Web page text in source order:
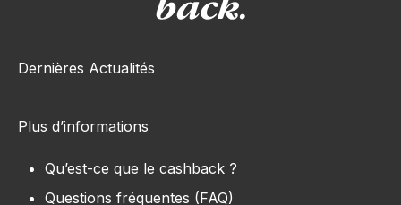
Dernières Actualités
Plus d’informations
Qu’est-ce que le cashback ?
Questions fréquentes (FAQ)